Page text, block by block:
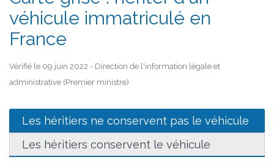
véhicule immatriculé en
France
Vérifié le 09 juin 2022 - Direction de l'information légale et
administrative (Premier ministre)
Les héritiers ne conservent pas le véhicule
Les héritiers conservent le véhicule